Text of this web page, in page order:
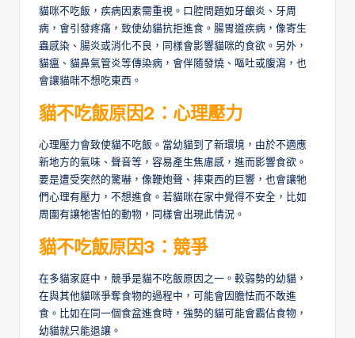
貓咪不吃飯，疾病因素需重視。口腔問題如牙齦炎、牙周
病，會引發疼痛，致使幼貓抗拒進食。腸胃道疾病，像寄生
蟲感染、腸炎或消化不良，同樣會影響貓咪的食欲。另外，
貓瘟、貓鼻氣管炎等傳染病，會伴隨發燒、嘔吐或腹瀉，也
會讓貓咪不想吃東西。
貓不吃飯原因2：心理壓力
心理壓力會致使貓不吃飯。當幼貓到了新環境，由於不適應
新地方的氣味、聲音等，容易產生焦慮感，進而影響食欲。
要是遭受突然的驚嚇，像鞭炮聲、摔東西的巨響，也會讓牠
們心理有壓力，不想進食。若貓咪在家中覺得不安全，比如
周圍有讓牠害怕的動物，同樣會出現此情況。
貓不吃飯原因3： 競爭
在多貓家庭中，競爭是貓不吃飯原因之一。較弱勢的幼貓，
在與其他貓咪爭奪食物的過程中，可能會因膽怯而不敢進
食。比如在同一個食盆進食時，強勢的貓可能會霸佔食物，
幼貓就只能退讓。